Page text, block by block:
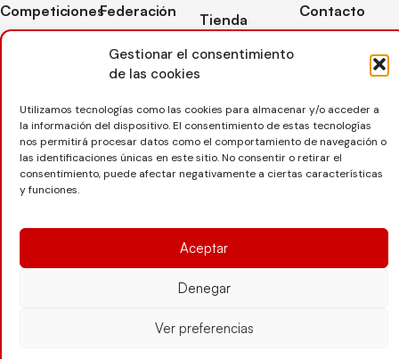
Gestionar el consentimiento
de las cookies
Utilizamos tecnologías como las cookies para almacenar y/o acceder a
la información del dispositivo. El consentimiento de estas tecnologías
nos permitirá procesar datos como el comportamiento de navegación o
las identificaciones únicas en este sitio. No consentir o retirar el
consentimiento, puede afectar negativamente a ciertas características
y funciones.
Aceptar
Denegar
Ver preferencias
Competiciones
Competiciones
Playa
Competiciones
Nieve
Federación
Transparencia
Entrenadores
Seguro
deportivo
Tienda
Mi cuenta
Lista deseos
Pasarela pago
Devoluciones
Contacto
50-54,
50003,
976 73 08 41
Copyright © 2025 Federación Aragonesa de Voleibol |
Desarrollado porTOOOLS
Protección de datosDeclaración de Accesibilidad